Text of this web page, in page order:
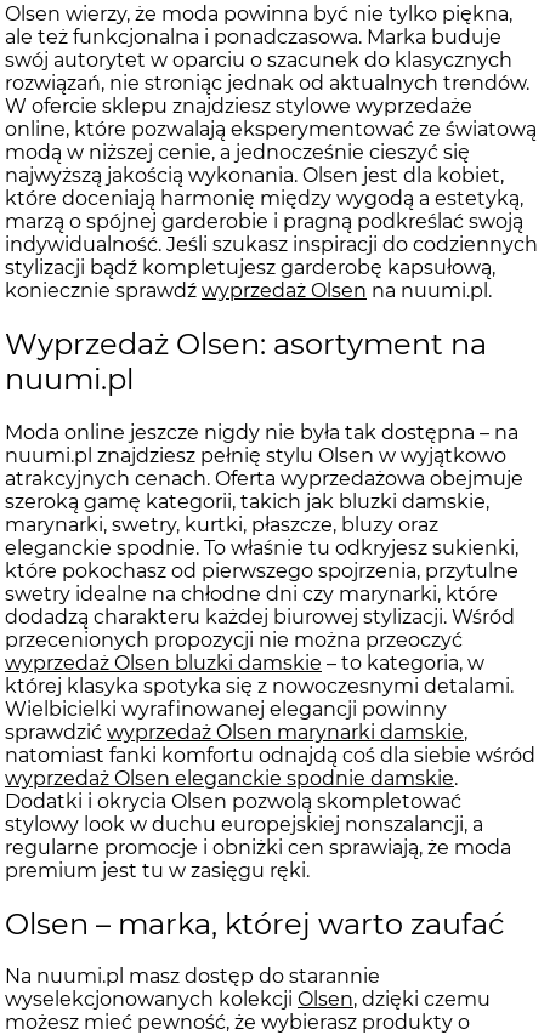
Olsen wierzy, że moda powinna być nie tylko piękna,
ale też funkcjonalna i ponadczasowa. Marka buduje
swój autorytet w oparciu o szacunek do klasycznych
rozwiązań, nie stroniąc jednak od aktualnych trendów.
W ofercie sklepu znajdziesz stylowe wyprzedaże
online, które pozwalają eksperymentować ze światową
modą w niższej cenie, a jednocześnie cieszyć się
najwyższą jakością wykonania. Olsen jest dla kobiet,
które doceniają harmonię między wygodą a estetyką,
marzą o spójnej garderobie i pragną podkreślać swoją
indywidualność. Jeśli szukasz inspiracji do codziennych
stylizacji bądź kompletujesz garderobę kapsułową,
koniecznie sprawdź wyprzedaż Olsen na nuumi.pl.
Wyprzedaż Olsen: asortyment na
nuumi.pl
Moda online jeszcze nigdy nie była tak dostępna – na
nuumi.pl znajdziesz pełnię stylu Olsen w wyjątkowo
atrakcyjnych cenach. Oferta wyprzedażowa obejmuje
szeroką gamę kategorii, takich jak bluzki damskie,
marynarki, swetry, kurtki, płaszcze, bluzy oraz
eleganckie spodnie. To właśnie tu odkryjesz sukienki,
które pokochasz od pierwszego spojrzenia, przytulne
swetry idealne na chłodne dni czy marynarki, które
dodadzą charakteru każdej biurowej stylizacji. Wśród
przecenionych propozycji nie można przeoczyć
wyprzedaż Olsen bluzki damskie – to kategoria, w
której klasyka spotyka się z nowoczesnymi detalami.
Wielbicielki wyrafinowanej elegancji powinny
sprawdzić wyprzedaż Olsen marynarki damskie,
natomiast fanki komfortu odnajdą coś dla siebie wśród
wyprzedaż Olsen eleganckie spodnie damskie.
Dodatki i okrycia Olsen pozwolą skompletować
stylowy look w duchu europejskiej nonszalancji, a
regularne promocje i obniżki cen sprawiają, że moda
premium jest tu w zasięgu ręki.
Olsen – marka, której warto zaufać
Na nuumi.pl masz dostęp do starannie
wyselekcjonowanych kolekcji Olsen, dzięki czemu
możesz mieć pewność, że wybierasz produkty o